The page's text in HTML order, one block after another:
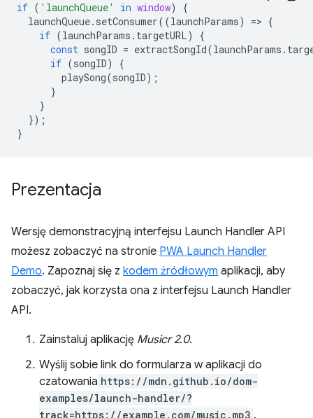
if ( 'launchQueue' in window)
{
launchQueue. setConsumer((launchParams) => {
if (launchParams . targetURL)
{
const songID = extractSongId(launchParams .
if (songID)
{
playSong(songID);
}
}
});
}
Prezentacja
Wersję demonstracyjną interfejsu Launch Handler API
możesz zobaczyć na stronie PWA Launch Handler
Demo. Zapoznaj się z kodem źródłowym aplikacji, aby
zobaczyć, jak korzysta ona z interfejsu Launch Handler
API.
Zainstaluj aplikację Musicr 2.0.
Wyślij sobie link do formularza w aplikacji do
czatowania https://mdn.github.io/dom-
examples/launch-handler/?
track=https://example.com/music.mp3 .